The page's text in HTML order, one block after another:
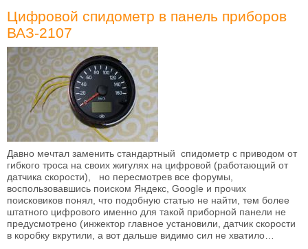
Цифровой спидометр в панель приборов
ВАЗ-2107
Давно мечтал заменить стандартный спидометр с приводом от
гибкого троса на своих жигулях на цифровой (работающий от
датчика скорости), но пересмотрев все форумы,
воспользовавшись поиском Яндекс, Google и прочих
поисковиков понял, что подобную статью не найти, тем более
штатного цифрового именно для такой приборной панели не
предусмотрено (инжектор главное установили, датчик скорости
в коробку вкрутили, а вот дальше видимо сил не хватило…